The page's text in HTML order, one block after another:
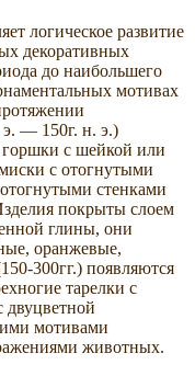
логическое развитие
декоративных
до наибольшего
мотивах
э. — 150г. н. э.)
с шейкой или
с отогнутыми
стенками
покрыты слоем
глины, они
оранжевые,
300гг.) появляются
тарелки с
двуцветной
мотивами
животных.